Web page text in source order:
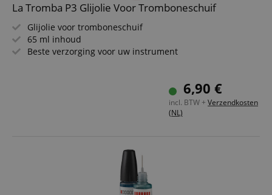
La Tromba P3 Glijolie Voor Tromboneschuif
Glijolie voor tromboneschuif
65 ml inhoud
Beste verzorging voor uw instrument
6,90 €
incl. BTW + Verzendkosten
(NL)